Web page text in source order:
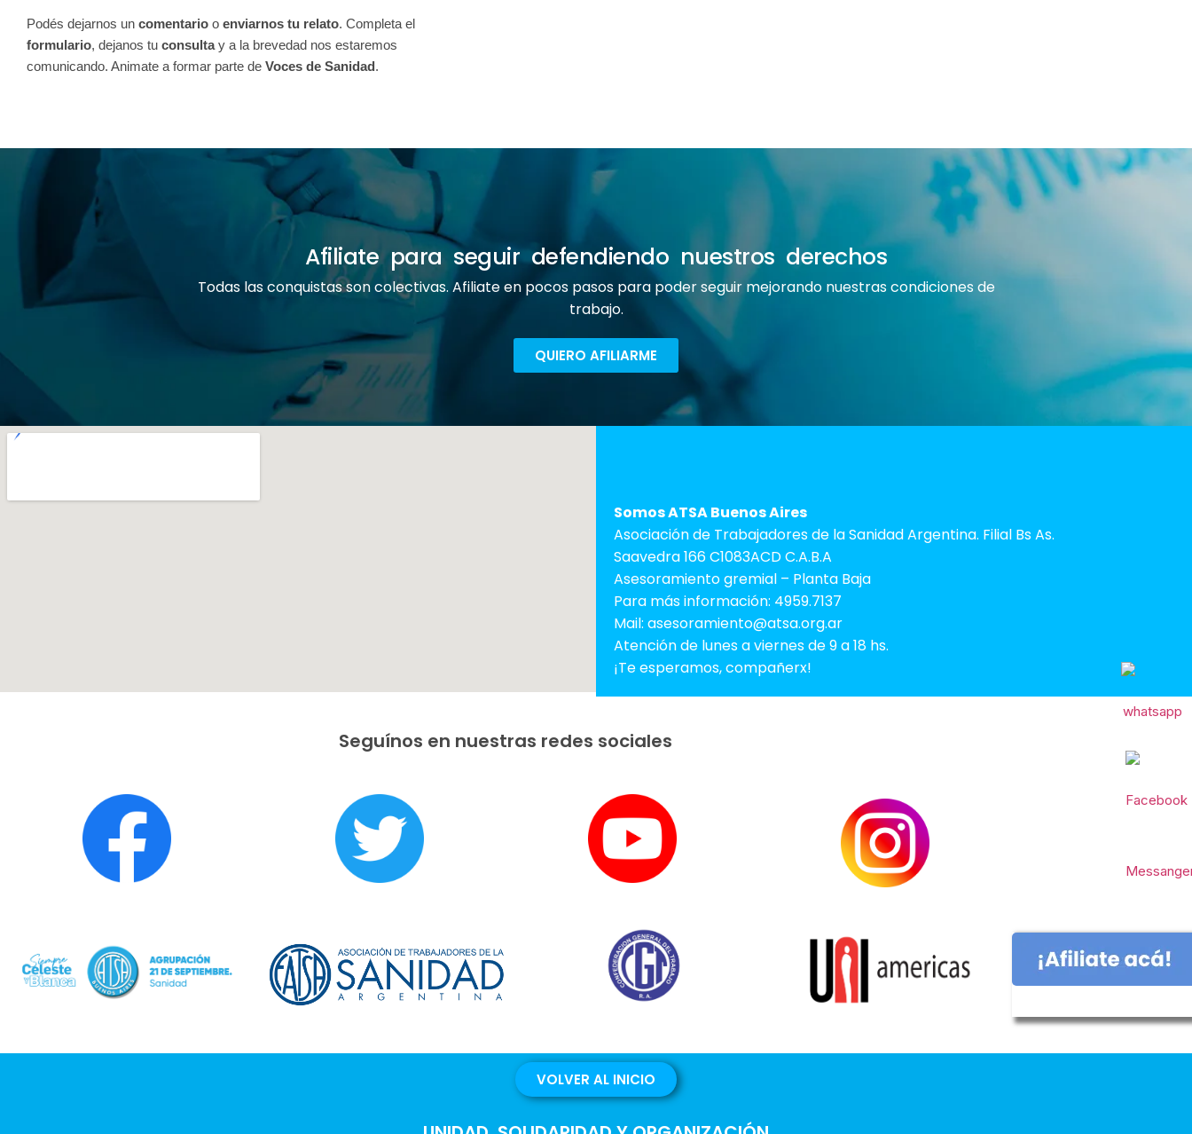
Podés dejarnos un comentario o enviarnos tu relato
formulario, dejanos tu consulta y a la brevedad nos estaremos
comunicando. Animate a formar parte de Voces de Sanidad.
Afiliate para seguir defendiendo nuestros derechos
Todas las conquistas son colectivas. Afiliate en pocos pasos para poder seguir mejorando nuestras condiciones de
trabajo.
QUIERO AFILIARME
Somos ATSA Buenos Aires
Asociación de Trabajadores de la Sanidad Argentina. Filial Bs As.
Saavedra 166 C1083ACD C.A.B.A
Asesoramiento gremial – Planta Baja
Para más información: 4959.7137
Mail: asesoramiento@atsa.org.ar
Atención de lunes a viernes de 9 a 18 hs.
¡Te esperamos, compañerx!
Seguínos en nuestras redes sociales
VOLVER AL INICIO